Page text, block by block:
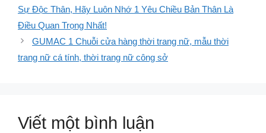
Sự Độc Thân, Hãy Luôn Nhớ 1 Yêu Chiều Bản Thân Là
Điều Quan Trọng Nhất!
GUMAC 1 Chuỗi cửa hàng thời trang nữ, mẫu thời
trang nữ cá tính, thời trang nữ công sở
Viết một bình luận